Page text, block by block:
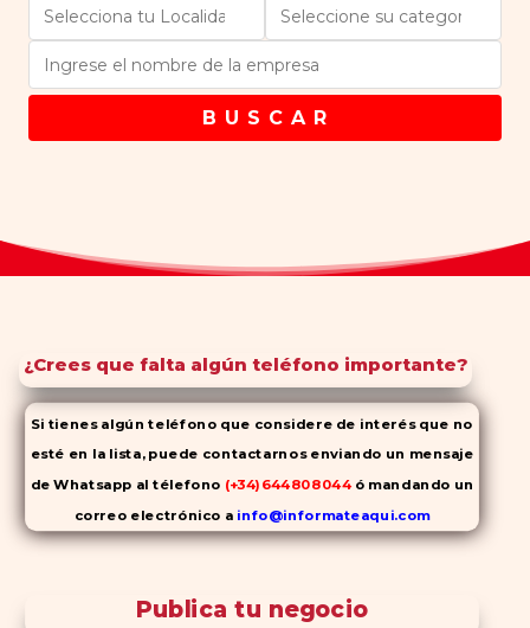
B U S C A R
¿Crees que falta algún teléfono importante?
Si tienes algún teléfono que considere de interés que no
esté en la lista, puede contactarnos enviando un mensaje
de Whatsapp al télefono (+34)644808044 ó mandando un
correo electrónico a info@informateaqui.com
Mientras que antes la decisión de elegir un inhibidor de la
cambio de los tiempos ha permitido la producción de alternativas
Publica tu negocio